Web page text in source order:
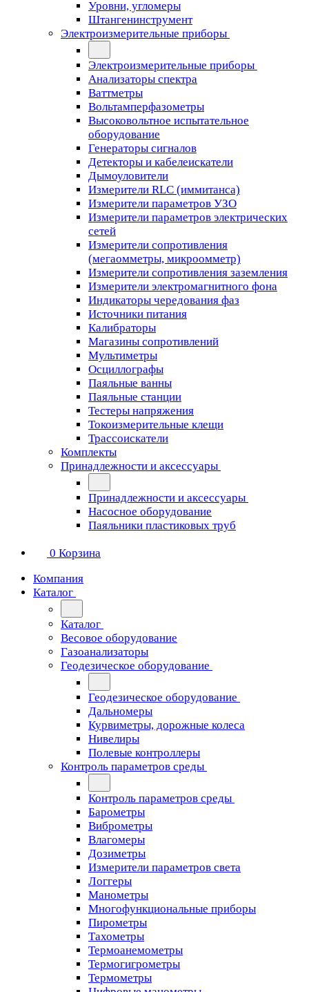
Уровни, угломеры
Штангенинструмент
Электроизмерительные приборы
Электроизмерительные приборы
Анализаторы спектра
Ваттметры
Вольтамперфазометры
Высоковольтное испытательное
оборудование
Генераторы сигналов
Детекторы и кабелеискатели
Дымоуловители
Измерители RLC (иммитанса)
Измерители параметров УЗО
Измерители параметров электрических
сетей
Измерители сопротивления
(мегаомметры, микроомметр)
Измерители сопротивления заземления
Измерители электромагнитного фона
Индикаторы чередования фаз
Источники питания
Калибраторы
Магазины сопротивлений
Мультиметры
Осциллографы
Паяльные ванны
Паяльные станции
Тестеры напряжения
Токоизмерительные клещи
Трассоискатели
Комплекты
Принадлежности и аксессуары
Принадлежности и аксессуары
Насосное оборудование
Паяльники пластиковых труб
0 Корзина
Компания
Каталог
Каталог
Весовое оборудование
Газоанализаторы
Геодезическое оборудование
Геодезическое оборудование
Дальномеры
Курвиметры, дорожные колеса
Нивелиры
Полевые контроллеры
Контроль параметров среды
Контроль параметров среды
Барометры
Виброметры
Влагомеры
Дозиметры
Измерители параметров света
Логгеры
Манометры
Многофункциональные приборы
Пирометры
Тахометры
Термоанемометры
Термогигрометры
Термометры